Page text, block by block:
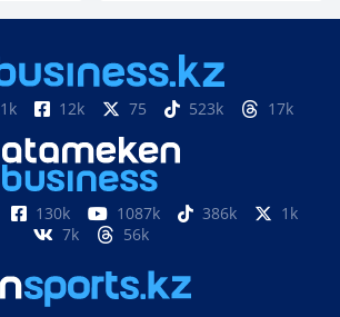
12k 75 523k 17k
130k 1087k 386k
1k
7k
56k